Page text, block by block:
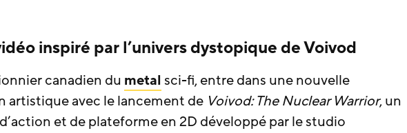
inspiré par l’univers dystopique de Voivod
canadien du metal sci-fi, entre dans une nouvelle
artistique avec le lancement de Voivod: The Nuclear Warrior, un
et de plateforme en 2D développé par le studio